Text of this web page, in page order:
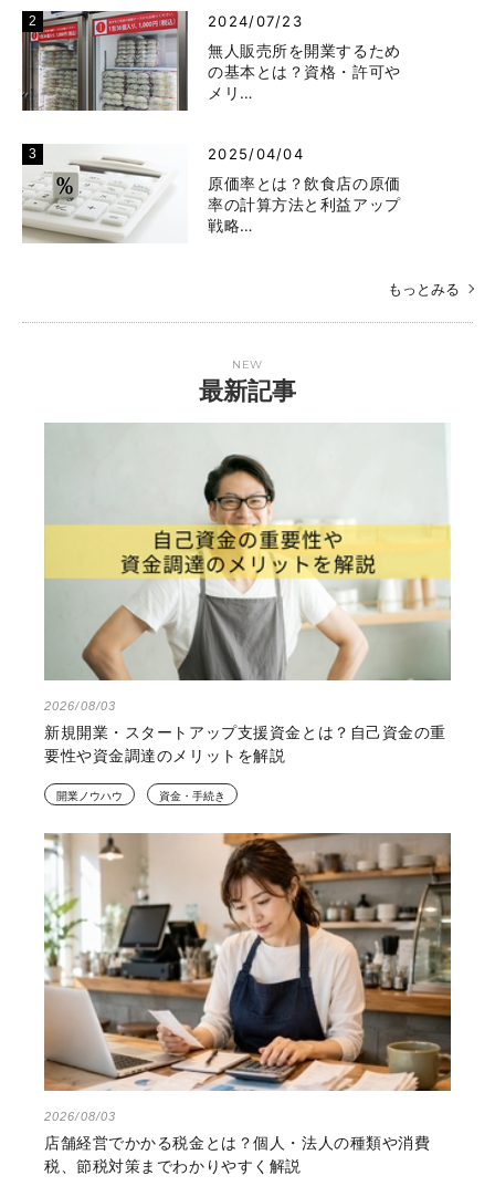
2024/07/23
無人販売所を開業するため
の基本とは？資格・許可や
メリ…
2025/04/04
原価率とは？飲食店の原価
率の計算方法と利益アップ
戦略…
もっとみる
NEW
最新記事
2026/08/03
新規開業・スタートアップ支援資金とは？自己資金の重
要性や資金調達のメリットを解説
開業ノウハウ 資金・手続き
2026/08/03
店舗経営でかかる税金とは？個人・法人の種類や消費
税、節税対策までわかりやすく解説